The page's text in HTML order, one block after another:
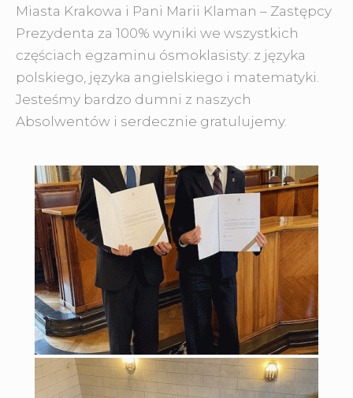
Miasta Krakowa i Pani Marii Klaman – Zastępcy
Prezydenta za 100% wyniki we wszystkich
częściach egzaminu ósmoklasisty: z języka
polskiego, języka angielskiego i matematyki.
Jesteśmy bardzo dumni z naszych
Absolwentów i serdecznie gratulujemy.